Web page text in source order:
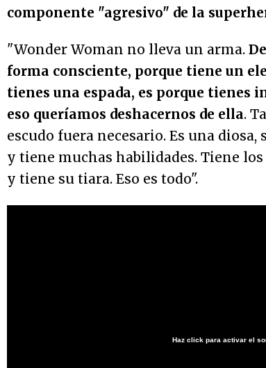
componente "agresivo" de la
"Wonder Woman no lleva un arma.
forma consciente, porque tiene un
tienes una espada, es porque tienes
eso queríamos deshacernos de ella.
escudo fuera necesario. Es una
y tiene muchas habilidades. Tiene
y tiene su tiara. Eso es todo".
Haz click para activar el